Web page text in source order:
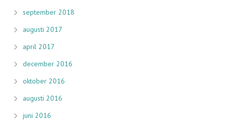
september 2018
augusti 2017
april 2017
december 2016
oktober 2016
augusti 2016
juni 2016